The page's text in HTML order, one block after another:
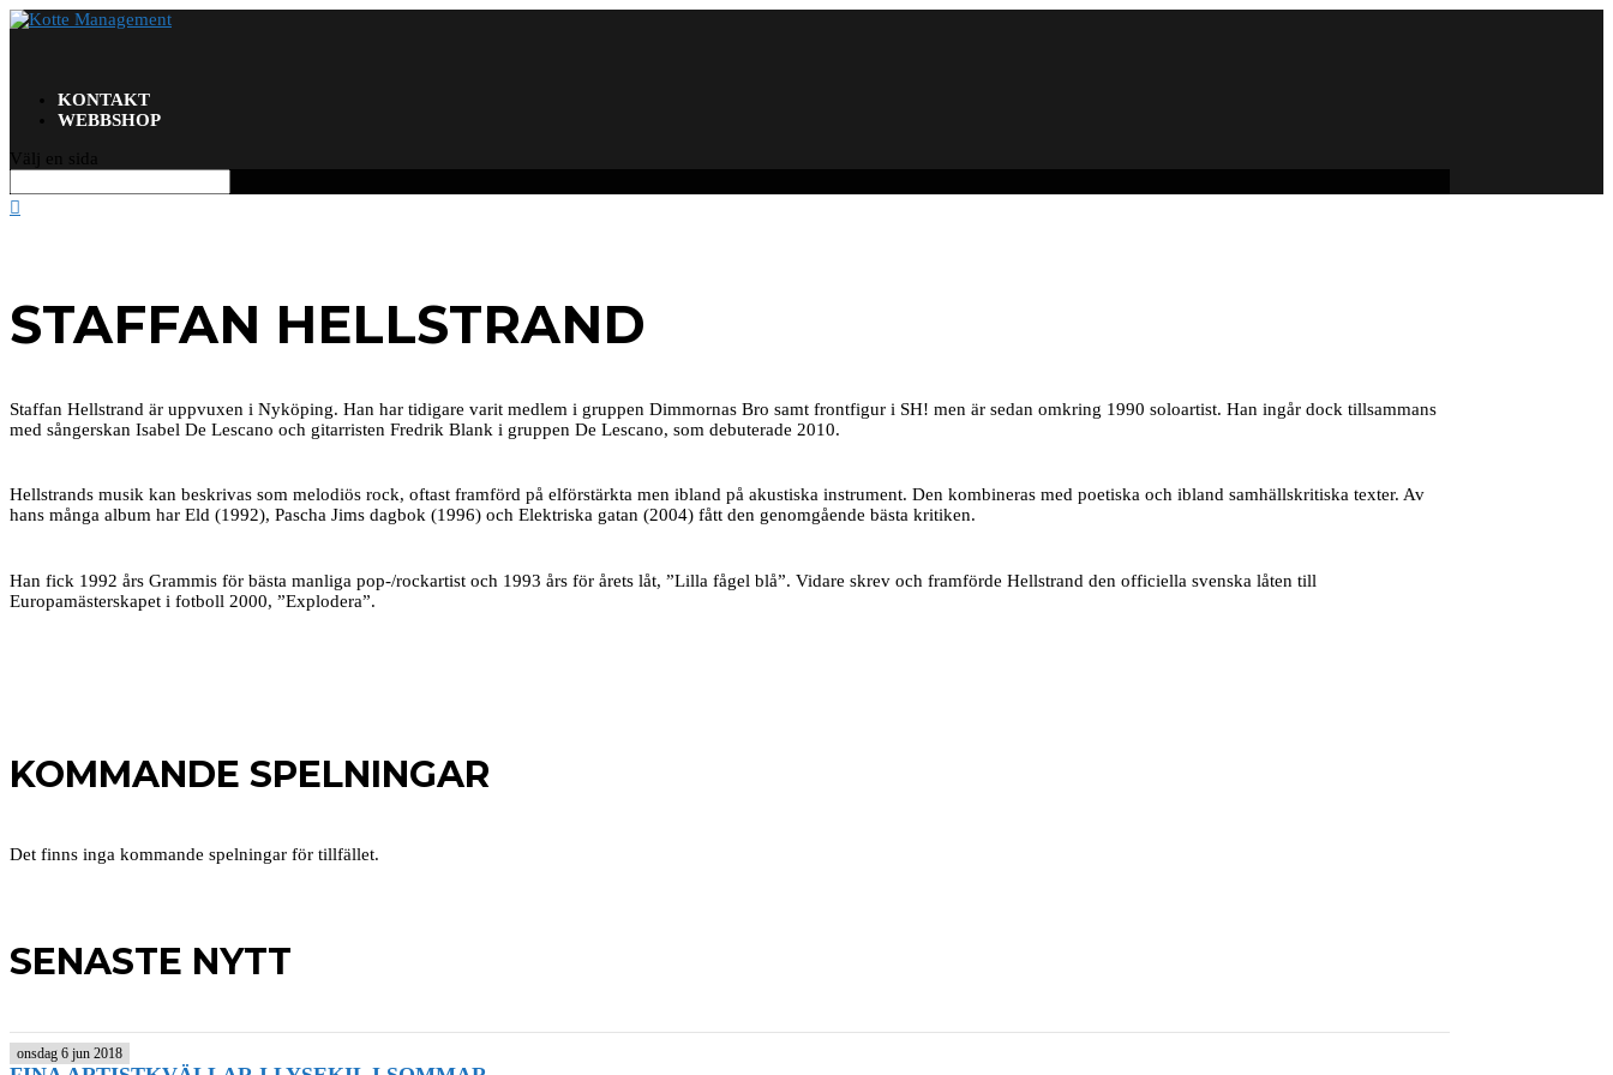
KONTAKT
WEBBSHOP
Välj en sida

STAFFAN HELLSTRAND
Staffan Hellstrand är uppvuxen i Nyköping. Han har tidigare varit medlem i gruppen Dimmornas Bro samt frontfigur i SH! men är sedan omkring 1990 soloartist. Han ingår dock tillsammans
med sångerskan Isabel De Lescano och gitarristen Fredrik Blank i gruppen De Lescano, som debuterade 2010.
Hellstrands musik kan beskrivas som melodiös rock, oftast framförd på elförstärkta men ibland på akustiska instrument. Den kombineras med poetiska och ibland samhällskritiska texter. Av
hans många album har Eld (1992), Pascha Jims dagbok (1996) och Elektriska gatan (2004) fått den genomgående bästa kritiken.
Han fick 1992 års Grammis för bästa manliga pop-/rockartist och 1993 års för årets låt, ”Lilla fågel blå”. Vidare skrev och framförde Hellstrand den officiella svenska låten till
Europamästerskapet i fotboll 2000, ”Explodera”.
KOMMANDE SPELNINGAR
Det finns inga kommande spelningar för tillfället.
SENASTE NYTT
onsdag 6 jun 2018